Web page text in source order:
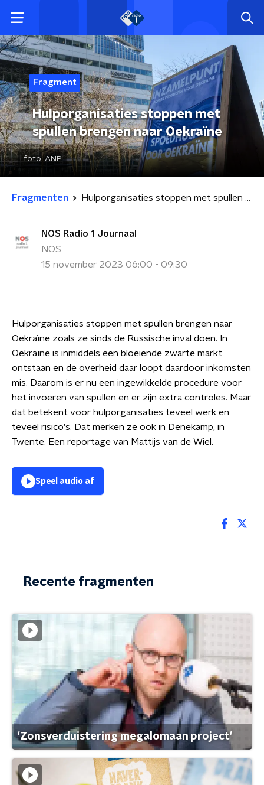
Fragment
Hulporganisaties stoppen met
spullen brengen naar Oekraïne
foto: ANP
Fragmenten Hulporganisaties stoppen met spullen brengen naar Oekraïne
NOS Radio 1 Journaal
NOS
15 november 2023 06:00 - 09:30
Hulporganisaties stoppen met spullen brengen naar
Oekraïne zoals ze sinds de Russische inval doen. In
Oekraïne is inmiddels een bloeiende zwarte markt
ontstaan en de overheid daar loopt daardoor inkomsten
mis. Daarom is er nu een ingewikkelde procedure voor
het invoeren van spullen en er zijn extra controles. Maar
dat betekent voor hulporganisaties teveel werk en
teveel risico's. Dat merken ze ook in Denekamp, in
Twente. Een reportage van Mattijs van de Wiel.
Speel audio af
Recente fragmenten
'Zonsverduistering megalomaan project'